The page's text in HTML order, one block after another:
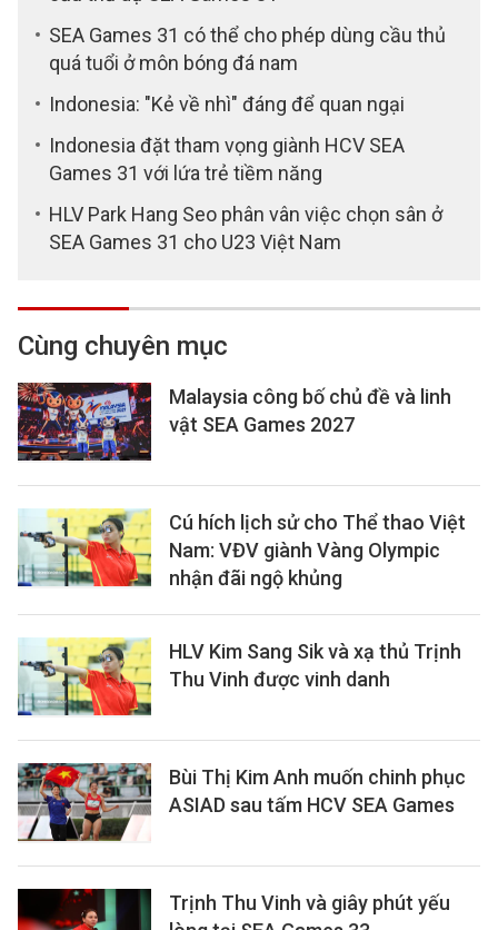
SEA Games 31 có thể cho phép dùng cầu thủ
quá tuổi ở môn bóng đá nam
Indonesia: "Kẻ về nhì" đáng để quan ngại
Indonesia đặt tham vọng giành HCV SEA
Games 31 với lứa trẻ tiềm năng
HLV Park Hang Seo phân vân việc chọn sân ở
SEA Games 31 cho U23 Việt Nam
Cùng chuyên mục
Malaysia công bố chủ đề và linh
vật SEA Games 2027
Cú hích lịch sử cho Thể thao Việt
Nam: VĐV giành Vàng Olympic
nhận đãi ngộ khủng
HLV Kim Sang Sik và xạ thủ Trịnh
Thu Vinh được vinh danh
Bùi Thị Kim Anh muốn chinh phục
ASIAD sau tấm HCV SEA Games
Trịnh Thu Vinh và giây phút yếu